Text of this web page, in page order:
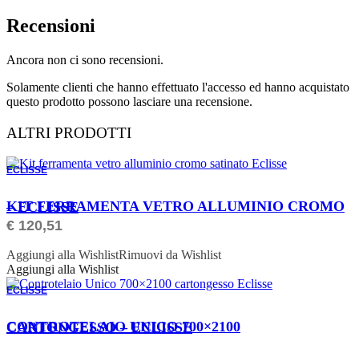
Recensioni
Ancora non ci sono recensioni.
Solamente clienti che hanno effettuato l'accesso ed hanno acquistato
questo prodotto possono lasciare una recensione.
ALTRI PRODOTTI
ECLISSE
ORDINABILE
KIT FERRAMENTA VETRO ALLUMINIO CROMO – ECLISSE
€ 120,51
Aggiungi alla WishlistRimuovi da Wishlist
Aggiungi alla Wishlist
ECLISSE
ORDINABILE
CONTROTELAIO UNICO 700×2100 CARTONGESSO – ECLISSE